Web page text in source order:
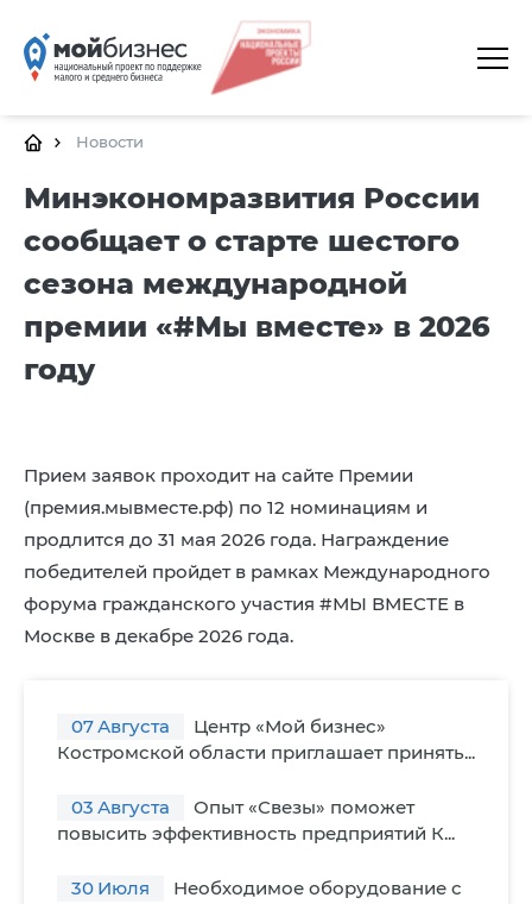
8 (4942) 42-35-83
Версия для слабовидящих
ЛИЧНЫЙ КАБИНЕТ
ГЛАВНАЯ
ЦЕНТРЫ
КАЛЕНДАРЬ МЕРОПРИЯТИЙ
ДОКУМЕНТЫ
Новости
Минэкономразвития России
сообщает о старте шестого
сезона международной
премии «#Мы вместе» в 2026
году
Прием заявок проходит на сайте Премии
(премия.мывместе.рф) по 12 номинациям и
продлится до 31 мая 2026 года. Награждение
победителей пройдет в рамках Международного
форума гражданского участия #МЫ ВМЕСТЕ в
Москве в декабре 2026 года.
07Августа
Центр «Мой бизнес»
Костромской области приглашает принять...
03 Августа
Опыт «Свезы» поможет
повысить эффективность предприятий К...
30 Июля
Необходимое оборудование с